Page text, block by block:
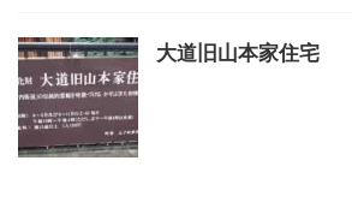
大道旧山本家住宅